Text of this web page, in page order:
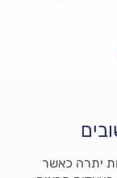
יתרה כאשר